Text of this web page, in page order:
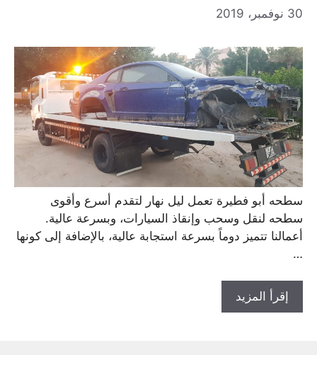
30 نوفمبر، 2019
سطحه أبو فطيرة تعمل ليل نهار لتقدم أسرع وأقوى
سطحه لنقل وسحب وإنقاذ السيارات، وبسرعة عالية.
أعمالنا تتميز دوماً بسرعة استجابة عالية، بالإضافة إلى كونها
إقرأ المزيد